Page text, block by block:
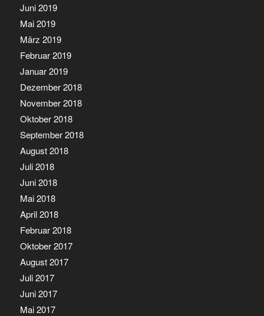
Juni 2019
Mai 2019
März 2019
Februar 2019
Januar 2019
Dezember 2018
November 2018
Oktober 2018
September 2018
August 2018
Juli 2018
Juni 2018
Mai 2018
April 2018
Februar 2018
Oktober 2017
August 2017
Juli 2017
Juni 2017
Mai 2017